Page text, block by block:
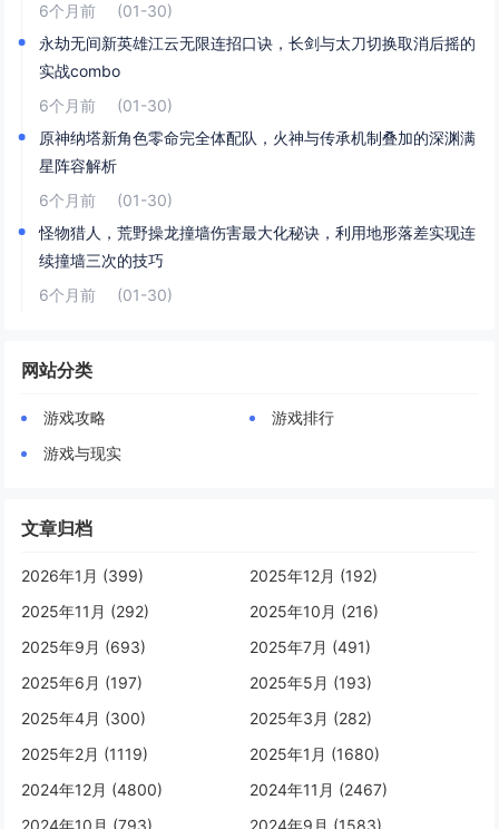
6个月前
(01-30)
永劫无间新英雄江云无限连招口诀，长剑与太刀切换取消后摇的
实战combo
6个月前
(01-30)
原神纳塔新角色零命完全体配队，火神与传承机制叠加的深渊满
星阵容解析
6个月前
(01-30)
怪物猎人，荒野操龙撞墙伤害最大化秘诀，利用地形落差实现连
续撞墙三次的技巧
6个月前
(01-30)
网站分类
游戏攻略
游戏排行
游戏与现实
文章归档
2026年1月 (399)
2025年12月 (192)
2025年11月 (292)
2025年10月 (216)
2025年9月 (693)
2025年7月 (491)
2025年6月 (197)
2025年5月 (193)
2025年4月 (300)
2025年3月 (282)
2025年2月 (1119)
2025年1月 (1680)
2024年12月 (4800)
2024年11月 (2467)
2024年10月 (793)
2024年9月 (1583)